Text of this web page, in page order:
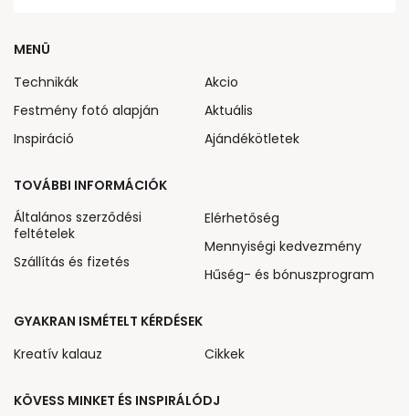
KÖVESS MINKET ÉS INSPIRÁLÓDJ
MENÜ
Technikák
Festmény fotó alapján
Inspiráció
Akcio
Aktuális
Ajándékötletek
TOVÁBBI INFORMÁCIÓK
Általános szerződési
feltételek
Szállítás és fizetés
Elérhetőség
Mennyiségi kedvezmény
Hűség- és bónuszprogram
GYAKRAN ISMÉTELT KÉRDÉSEK
Kreatív kalauz
Cikkek